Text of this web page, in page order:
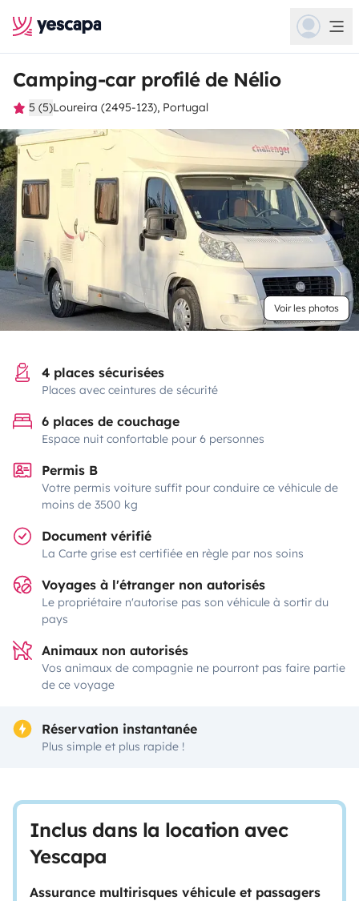
Camping-car profilé de Nélio
5 (5)Loureira (2495-123), Portugal
Voir les photos
4 places sécurisées
Places avec ceintures de sécurité
6 places de couchage
Espace nuit confortable pour 6 personnes
Permis B
Votre permis voiture suffit pour conduire ce véhicule de
moins de 3500 kg
Document vérifié
La Carte grise est certifiée en règle par nos soins
Voyages à l'étranger non autorisés
Le propriétaire n'autorise pas son véhicule à sortir du
pays
Animaux non autorisés
Vos animaux de compagnie ne pourront pas faire partie
de ce voyage
Réservation instantanée
Plus simple et plus rapide !
Inclus dans la location avec
Yescapa
Assurance multirisques véhicule et passagers